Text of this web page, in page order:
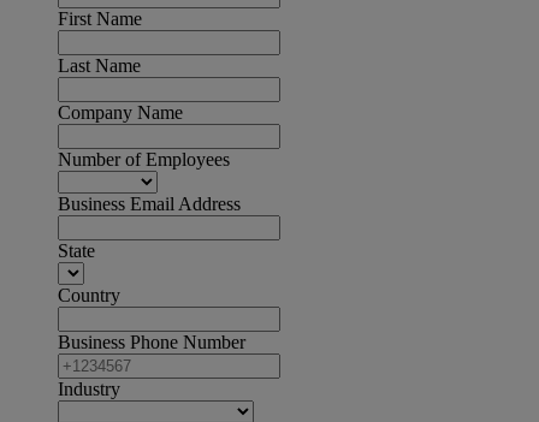
First Name
Last Name
Company Name
Number of Employees
Business Email Address
State
Country
Business Phone Number
Industry